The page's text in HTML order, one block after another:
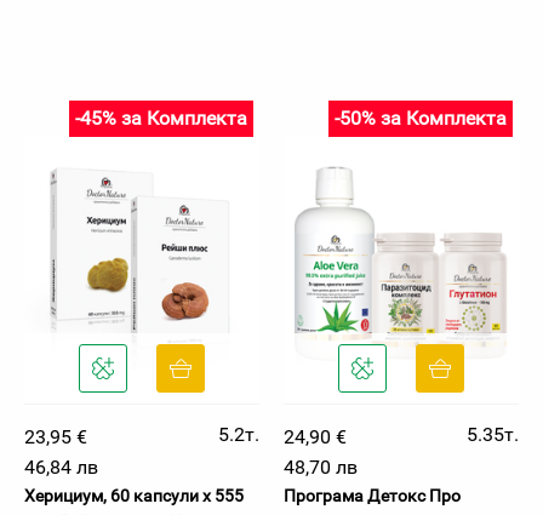
-45% за Комплекта
23,95 €
5.2т.
46,84 лв
Херициум, 60 капсули х 555
-50% за Комплекта
24,90 €
5.35т.
48,70 лв
Програма Детокс Про